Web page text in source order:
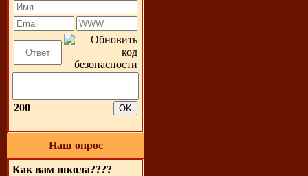
200
Наш опрос
Как вам школа????